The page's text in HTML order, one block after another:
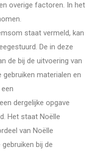
overige factoren. In het
staat vermeld, kan
De in deze
de bij de uitvoering van
materialen en
dergelijke opgave
Het staat Noëlle
van Noëlle
bij de